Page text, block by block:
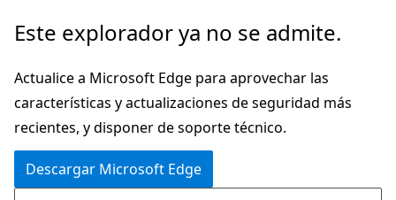
Ir
contenido
principal
Este explorador ya no se admite.
Actualice a Microsoft Edge para aprovechar las
características y actualizaciones de seguridad más
recientes, y disponer de soporte técnico.
Descargar Microsoft Edge